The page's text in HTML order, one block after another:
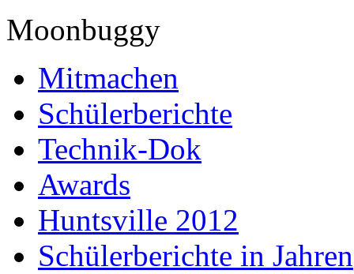
Moonbuggy
Mitmachen
Schülerberichte
Technik-Dok
Awards
Huntsville 2012
Schülerberichte in Jahren